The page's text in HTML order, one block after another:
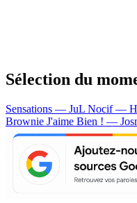
Sélection du
Sensations — JuL Nocif —
Brownie J'aime Bien ! —